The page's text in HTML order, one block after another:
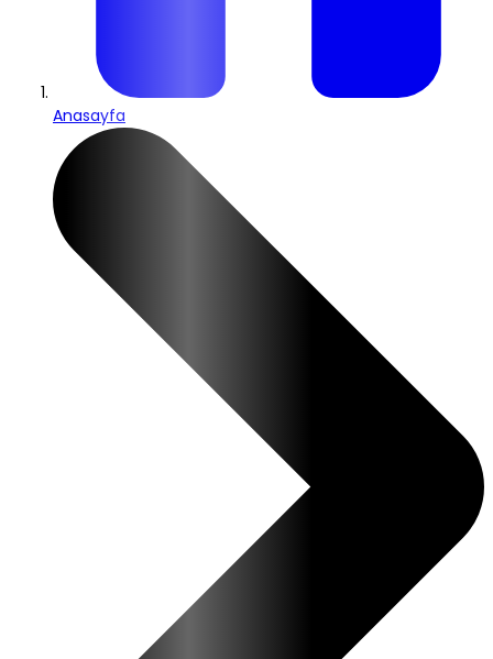
Anasayfa